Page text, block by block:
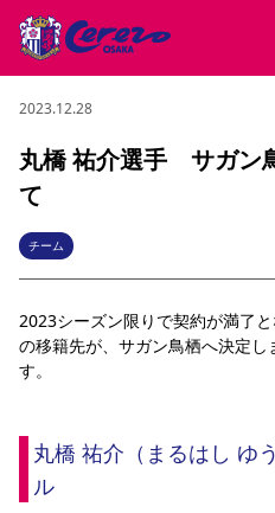
試合・チーム
試合日程 / 結果
チームについて
選手・スタッフ スケジュール メ
アカデミー
ハナサカプレーヤー
観戦する
チケット
チケット情報 販売スケジュール
シーズンシート 法人シーズンシー
特定興行入場券
譲渡サービス リ
初めて観戦ガイド キッズ向けサー
観戦マナー&ルール ビジターサポ
クラブを知る
セレッソ大阪について
サポートする
パートナー企業募集中
ファンクラブ
ファンクラブ
SAKURA SOCIO
まいセレチケット
ニュース
2023.12.28
丸橋 祐介選手 サガン
て
チーム
2023シーズン限りで契約が満了
の移籍先が、サガン鳥栖へ決定
す。
丸橋 祐介（まるはし ゆ
ル